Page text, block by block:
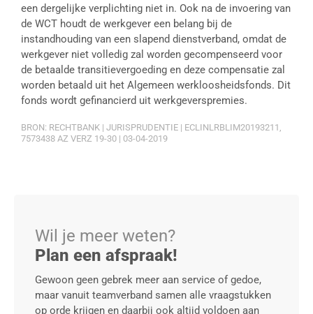
een dergelijke verplichting niet in. Ook na de invoering van
de WCT houdt de werkgever een belang bij de
instandhouding van een slapend dienstverband, omdat de
werkgever niet volledig zal worden gecompenseerd voor
de betaalde transitievergoeding en deze compensatie zal
worden betaald uit het Algemeen werkloosheidsfonds. Dit
fonds wordt gefinancierd uit werkgeverspremies.
BRON: RECHTBANK | JURISPRUDENTIE | ECLINLRBLIM20193211,
7573438 AZ VERZ 19-30 | 03-04-2019
Wil je meer weten?
Plan een afspraak!
Gewoon geen gebrek meer aan service of gedoe,
maar vanuit teamverband samen alle vraagstukken
op orde krijgen en daarbij ook altijd voldoen aan